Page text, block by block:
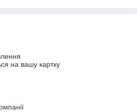
на вашу картку